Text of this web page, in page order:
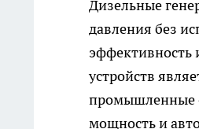
Дизельные
давления без
эффективность
устройств
промышленные
мощность и